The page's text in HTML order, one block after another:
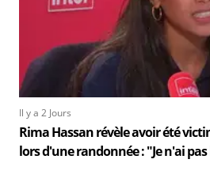
Il y a 2 Jours
Rima Hassan révèle avoir été
lors d'une randonnée : "Je n'ai